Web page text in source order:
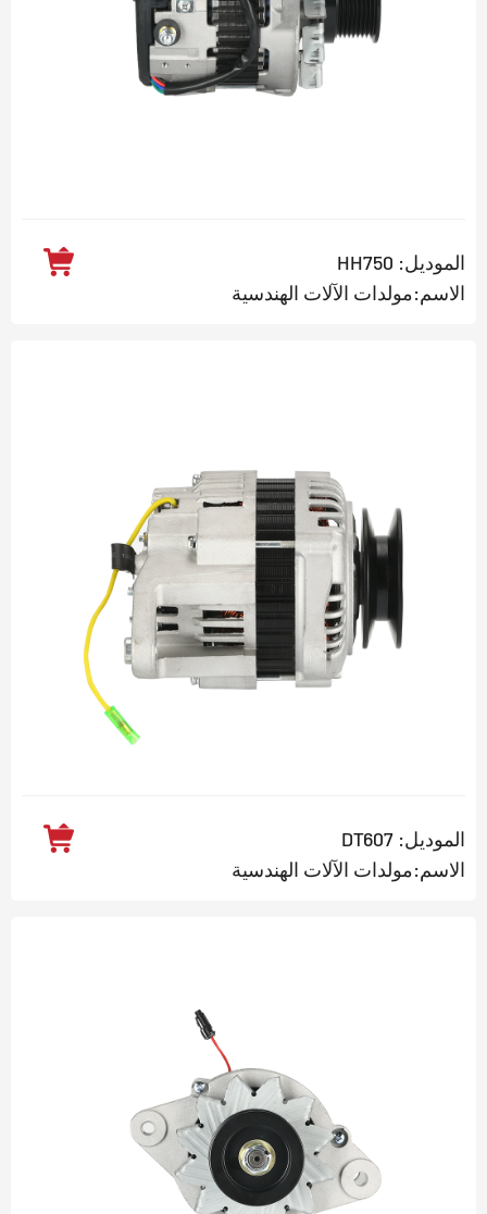
الموديل: HH750
الاسم:مولدات الآلات الهندسية
الموديل: DT607
الاسم:مولدات الآلات الهندسية